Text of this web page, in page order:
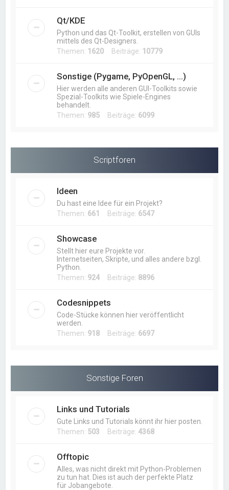
Qt/KDE
Python und das Qt-Toolkit, erstellen von GUIs
mittels des Qt-Designers.
Themen: 1620 Beiträge: 10779
Sonstige (Pygame, PyOpenGL, ...)
Hier werden alle anderen GUI-Toolkits sowie
Spezial-Toolkits wie Spiele-Engines
behandelt.
Themen: 985 Beiträge: 6099
Scriptforen
Ideen
Du hast eine Idee für ein Projekt?
Themen: 661 Beiträge: 6547
Showcase
Stellt hier eure Projekte vor.
Internetseiten, Skripte, und alles andere bzgl.
Python.
Themen: 924 Beiträge: 8896
Codesnippets
Code-Stücke können hier veröffentlicht
werden.
Themen: 918 Beiträge: 6697
Sonstige Foren
Links und Tutorials
Gute Links und Tutorials könnt ihr hier posten.
Themen: 503 Beiträge:4368
Offtopic
Alles, was nicht direkt mit Python-Problemen
zu tun hat. Dies ist auch der perfekte Platz
für Jobangebote.